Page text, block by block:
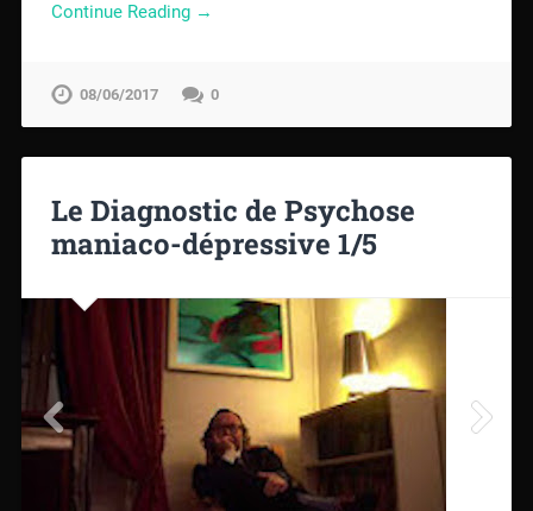
Continue Reading →
08/06/2017 0
Le Diagnostic de Psychose
maniaco-dépressive 1/5